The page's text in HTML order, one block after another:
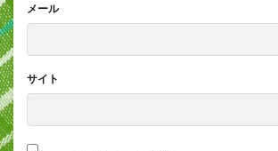
メール
サイト